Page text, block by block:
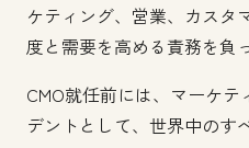
ケティング、営業、カスタ
度と需要を高める責務を負
CMO就任前には、マーケ
デントとして、世界中のす